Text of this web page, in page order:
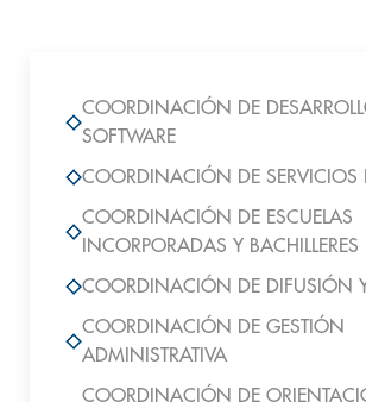
COORDINACIÓN DE
SOFTWARE
COORDINACIÓN DE SERVICIOS
COORDINACIÓN DE ESCUELAS
INCORPORADAS Y BACHILLERES
COORDINACIÓN DE DIFUSIÓN
COORDINACIÓN DE GESTIÓN
ADMINISTRATIVA
COORDINACIÓN DE